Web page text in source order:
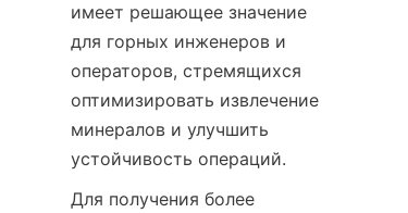
имеет решающее значение
для горных инженеров и
операторов, стремящихся
оптимизировать извлечение
минералов и улучшить
устойчивость операций.
Для получения более